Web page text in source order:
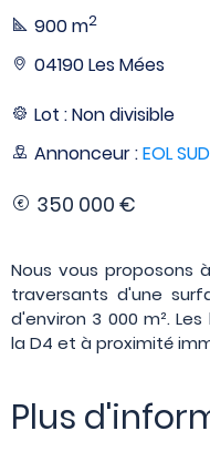
900 m2
04190 Les Mées
Lot : Non divisible
Annonceur :EOL SUD
350 000 €
Nous vous proposons
traversants d'une
d'environ 3 000 m².
la D4 et à proximité
Plus